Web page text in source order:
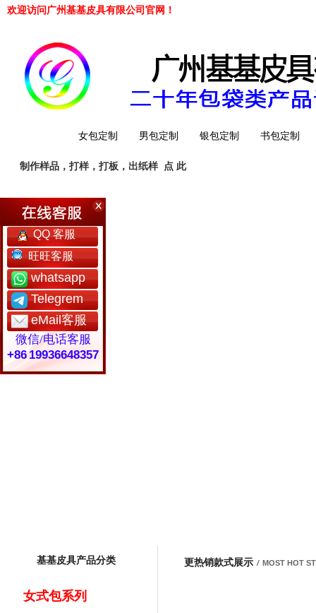
欢迎访问广州基基皮具有限公司官网！
女包定制 男包定制 银包定制 书包定制
工厂简介
制作样品，打样，打板，出纸样 点 此
基基皮具产品分类
女式包系列
更热销款式展示 / MOST HOT
QQ 客服
旺旺客服
whatsapp
Telegrem
eMail客服
微信/电话客服
+86 19936648357